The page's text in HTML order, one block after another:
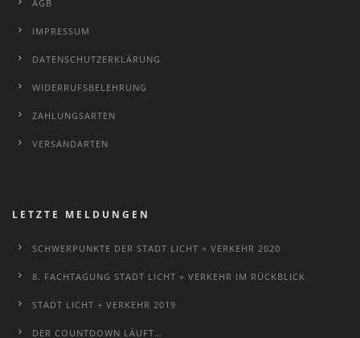
AGB
IMPRESSUM
DATENSCHUTZERKLÄRUNG
WIDERRUFSBELEHRUNG
ZAHLUNGSARTEN
VERSANDARTEN
LETZTE MELDUNGEN
SCHWERPUNKTE DER STADT LICHT + VERKEHR 2020
8. FACHTAGUNG STADT LICHT + VERKEHR IM RÜCKBLICK
STADT LICHT + VERKEHR 2019
DER COUNTDOWN LÄUFT…